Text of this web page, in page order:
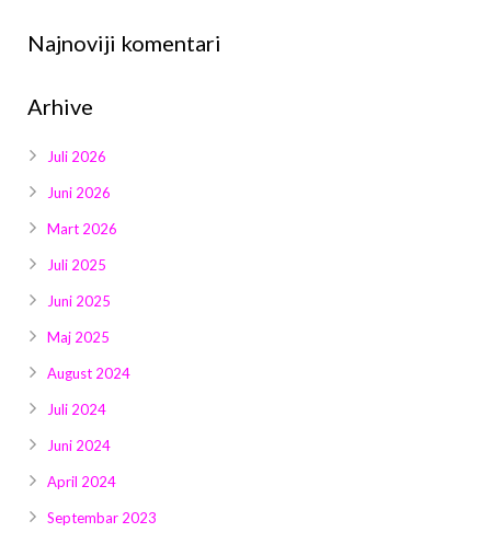
Galerija 2024
Galerija 2025
Najnoviji komentari
Arhive
Juli 2026
Juni 2026
Mart 2026
Juli 2025
Juni 2025
Maj 2025
August 2024
Juli 2024
Juni 2024
April 2024
Septembar 2023